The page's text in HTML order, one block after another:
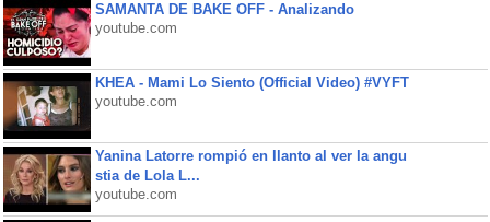
SAMANTA DE BAKE OFF - Analizando
youtube.com
KHEA - Mami Lo Siento (Official Video) #VYFT
youtube.com
Yanina Latorre rompió en llanto al ver la angu
stia de Lola L...
youtube.com